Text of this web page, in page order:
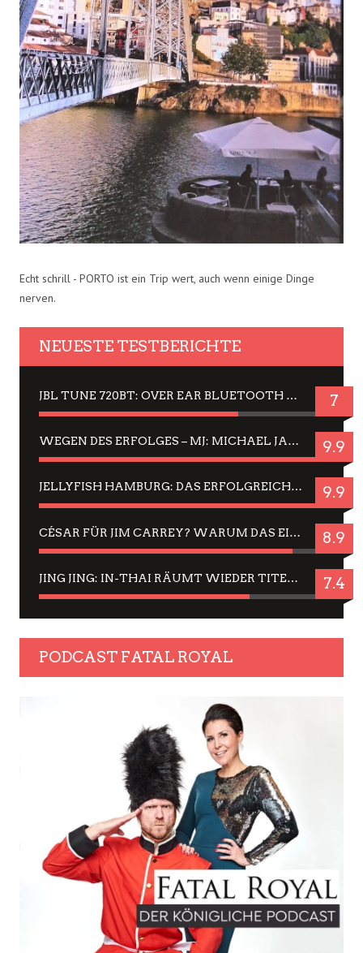
Echt schrill - PORTO ist ein Trip wert, auch wenn einige Dinge
nerven.
NEUESTE TESTBERICHTE
JBL TUNE 720BT: OVER EAR BLUETOOTH KOPFHÖRER UM DIE 50,-€ IM DAUER-TEST 7
WEGEN DES ERFOLGES – MJ: MICHAEL JACKSON MUSICAL IN EINER MATINEE SEHEN 9.9
JELLYFISH HAMBURG: DAS ERFOLGREICHE SOMMER-MENÜ 2025 IN GEFÜHLEN UND BILDERN 9.9
CÉSAR FÜR JIM CARREY? WARUM DAS EINER DER NERVIGSTEN ACTORS IST UND BLEIBT 8.9
JING JING: IN-THAI RÄUMT WIEDER TITEL AB – EIN ZWEI-STUNDEN-ERLEBNISBERICHT 7.4
PODCAST FATAL ROYAL